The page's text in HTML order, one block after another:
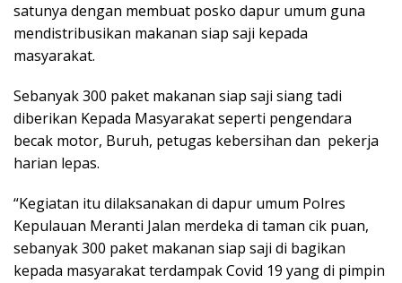
satunya dengan membuat posko dapur umum guna
mendistribusikan makanan siap saji kepada
masyarakat.
Sebanyak 300 paket makanan siap saji siang tadi
diberikan Kepada Masyarakat seperti pengendara
becak motor, Buruh, petugas kebersihan dan pekerja
harian lepas.
“Kegiatan itu dilaksanakan di dapur umum Polres
Kepulauan Meranti Jalan merdeka di taman cik puan,
sebanyak 300 paket makanan siap saji di bagikan
kepada masyarakat terdampak Covid 19 yang di pimpin